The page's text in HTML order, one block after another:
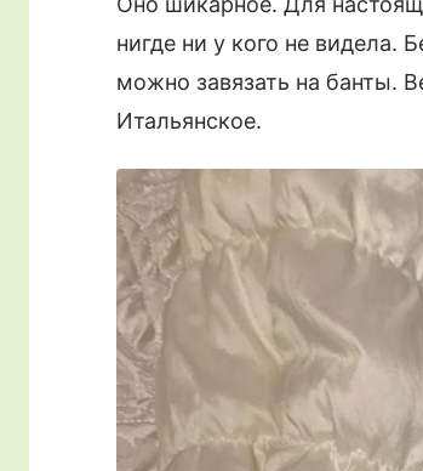
нигде ни у кого не видела.
можно завязать на банты.
Итальянское.